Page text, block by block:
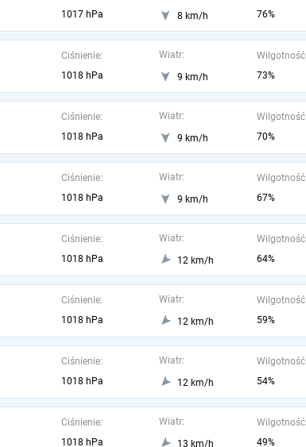
1017 hPa
8 km/h
76%
Ciśnienie:
1018 hPa
Wiatr:
9 km/h
Wilgotność:
73%
Ciśnienie:
1018 hPa
Wiatr:
9 km/h
Wilgotność:
70%
Ciśnienie:
1018 hPa
Wiatr:
9 km/h
Wilgotność:
67%
Ciśnienie:
1018 hPa
Wiatr:
12 km/h
Wilgotność:
64%
Ciśnienie:
1018 hPa
Wiatr:
12 km/h
Wilgotność:
59%
Ciśnienie:
1018 hPa
Wiatr:
12 km/h
Wilgotność:
54%
Ciśnienie:
1018 hPa
Wiatr:
13 km/h
Wilgotność:
49%